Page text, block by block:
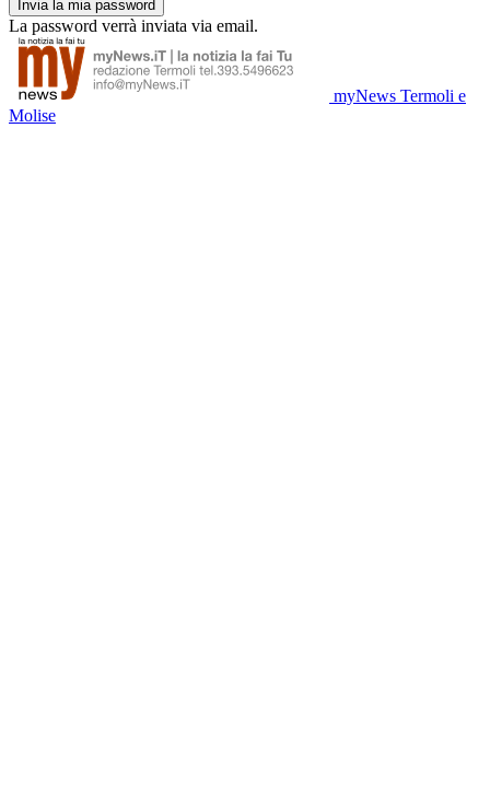
La password verrà inviata via email.
myNews Termoli e
Molise